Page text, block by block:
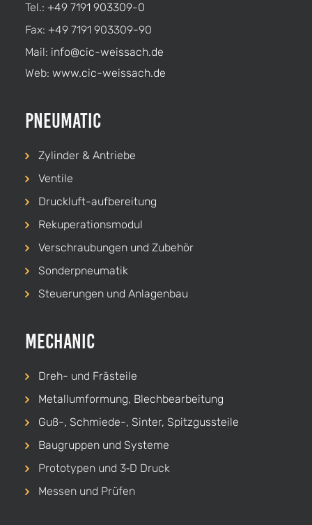
Tel.: +49 7191 903309-0
Fax: +49 7191 903309-90
Mail: info@cic-weissach.de
Web: www.cic-weissach.de
Pneumatic
Zylinder & Antriebe
Ventile
Druckluft-aufbereitung
Rekuperationsmodul
Verschraubungen und Zubehör
Sonderpneumatik
Steuerungen und Anlagenbau
Mechanic
Dreh- und Frästeile
Metallumformung, Blechbearbeitung
Guß-, Schmiede-, Sinter, Spitzgussteile
Baugruppen und Systeme
Prototypen und 3‑D Druck
Messen und Prüfen